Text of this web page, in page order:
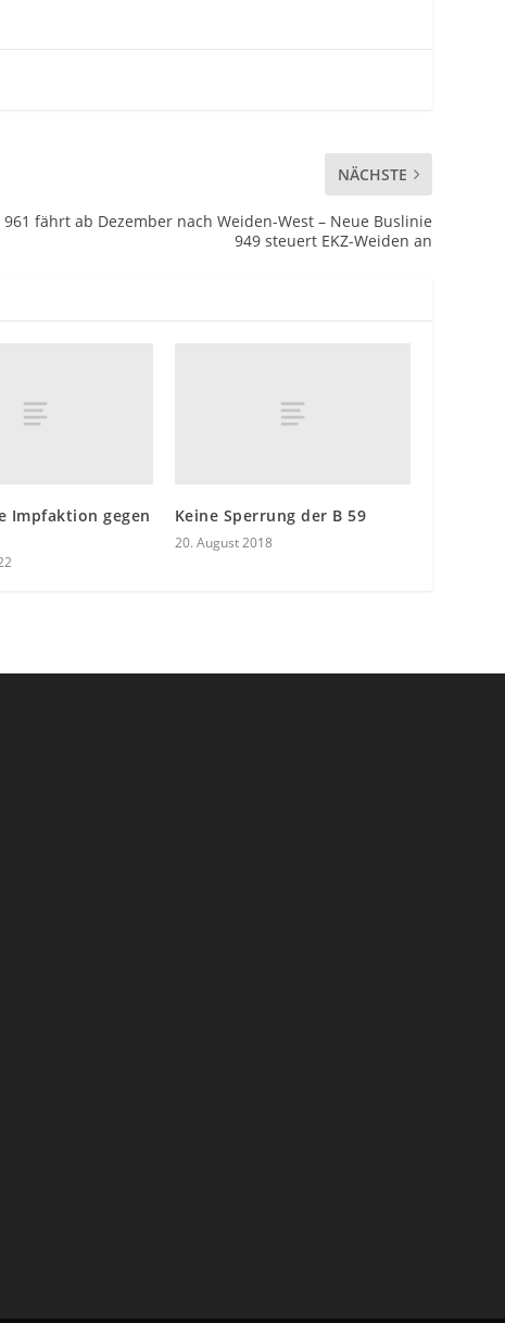
NÄCHSTE
961 fährt ab Dezember nach Weiden-West – Neue Buslinie
949 steuert EKZ-Weiden an
Impfaktion gegen
Keine Sperrung der B 59
20. August 2018